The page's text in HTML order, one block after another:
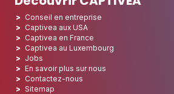
Conseil en entreprise
Captivea aux USA
Captivea en France
Captivea au Luxembourg
Jobs
En savoir plus sur nous
Contactez-nous
Sitemap